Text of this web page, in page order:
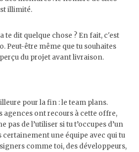
illimité.
te dit quelque chose ? En fait, c'est
Peut-être même que tu souhaites
du projet avant livraison.
pour la fin : le team plans.
agences ont recours à cette offre,
pas de l’utiliser si tu t’occupes d’un
certainement une équipe avec qui tu
comme toi, des développeurs,